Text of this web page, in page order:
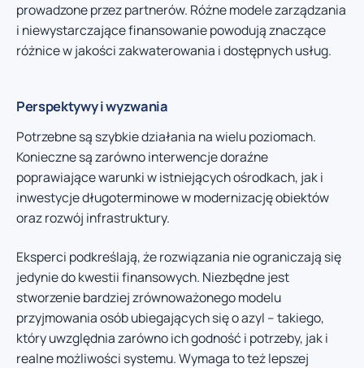
prowadzone przez partnerów. Różne modele zarządzania
i niewystarczające finansowanie powodują znaczące
różnice w jakości zakwaterowania i dostępnych usług.
Perspektywy i wyzwania
Potrzebne są szybkie działania na wielu poziomach.
Konieczne są zarówno interwencje doraźne
poprawiające warunki w istniejących ośrodkach, jak i
inwestycje długoterminowe w modernizację obiektów
oraz rozwój infrastruktury.
Eksperci podkreślają, że rozwiązania nie ograniczają się
jedynie do kwestii finansowych. Niezbędne jest
stworzenie bardziej zrównoważonego modelu
przyjmowania osób ubiegających się o azyl – takiego,
który uwzględnia zarówno ich godność i potrzeby, jak i
realne możliwości systemu. Wymaga to też lepszej